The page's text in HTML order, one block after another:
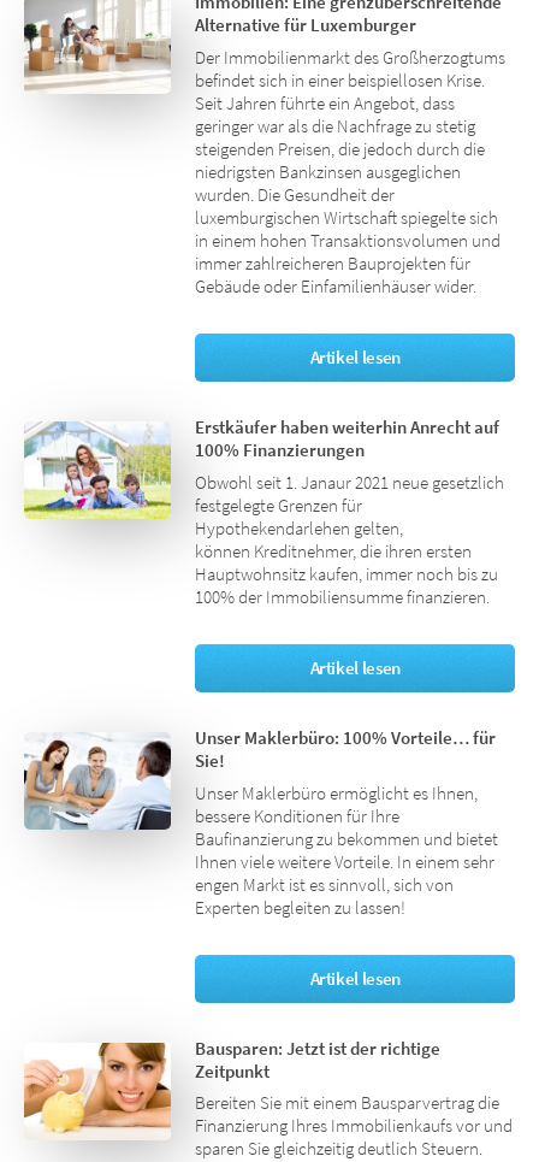
Alternative für Luxemburger
Der Immobilienmarkt des Großherzogtums
befindet sich in einer beispiellosen Krise.
Seit Jahren führte ein Angebot, dass
geringer war als die Nachfrage zu stetig
steigenden Preisen, die jedoch durch die
niedrigsten Bankzinsen ausgeglichen
wurden. Die Gesundheit der
luxemburgischen Wirtschaft spiegelte sich
in einem hohen Transaktionsvolumen und
immer zahlreicheren Bauprojekten für
Gebäude oder Einfamilienhäuser wider.
Artikel lesen
Erstkäufer haben weiterhin Anrecht auf
100% Finanzierungen
Obwohl seit 1. Janaur 2021 neue gesetzlich
festgelegte Grenzen für
Hypothekendarlehen gelten,
können Kreditnehmer, die ihren ersten
Hauptwohnsitz kaufen, immer noch bis zu
100% der Immobiliensumme finanzieren.
Artikel lesen
Unser Maklerbüro: 100% Vorteile… für
Sie!
Unser Maklerbüro ermöglicht es Ihnen,
bessere Konditionen für Ihre
Baufinanzierung zu bekommen und bietet
Ihnen viele weitere Vorteile. In einem sehr
engen Markt ist es sinnvoll, sich von
Experten begleiten zu lassen!
Artikel lesen
Bausparen: Jetzt ist der richtige
Zeitpunkt
Bereiten Sie mit einem Bausparvertrag die
Finanzierung Ihres Immobilienkaufs vor und
sparen Sie gleichzeitig deutlich Steuern.